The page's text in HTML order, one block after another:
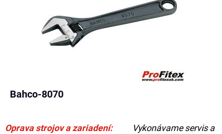
Bahco-8070
Oprava strojov a zariadení:
Vykonávame servis a